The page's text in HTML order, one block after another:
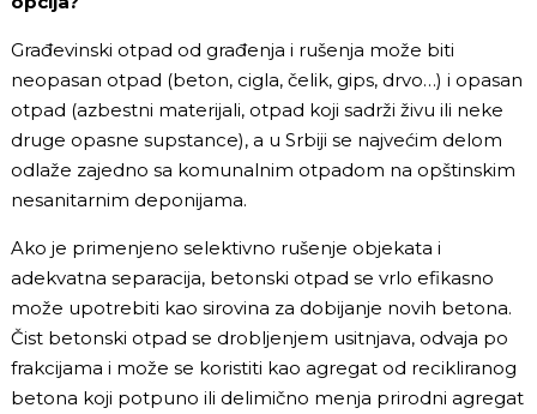
Građevinski otpad od građenja i rušenja može biti
neopasan otpad (beton, cigla, čelik, gips, drvo…) i opasan
otpad (azbestni materijali, otpad koji sadrži živu ili neke
druge opasne supstance), a u Srbiji se najvećim delom
odlaže zajedno sa komunalnim otpadom na opštinskim
nesanitarnim deponijama.
Ako je primenjeno selektivno rušenje objekata i
adekvatna separacija, betonski otpad se vrlo efikasno
može upotrebiti kao sirovina za dobijanje novih betona.
Čist betonski otpad se drobljenjem usitnjava, odvaja po
frakcijama i može se koristiti kao agregat od recikliranog
betona koji potpuno ili delimično menja prirodni agregat